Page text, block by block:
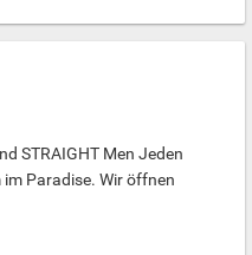
STRAIGHT Men Jeden
Paradise. Wir öffnen